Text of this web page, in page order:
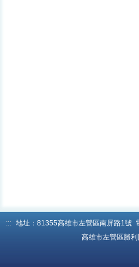
:::
地址：81355高雄市左營區南屏路1號
高雄市左營區勝